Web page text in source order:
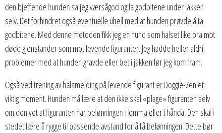
den bjeffende hunden sa jeg værsågod og la godbitene under jakken
selv. Det forhindret også eventuelle uhell med at hunden prøvde å ta
godbitene. Med denne metoden fikk jeg en hund som halset like bra mot
døde gjenstander som mot levende figuranter. Jeg hadde heller aldri
problemer med at hunden gravde eller bet i jakken før jeg kom fram.
Også ved trening av halsmelding på levende figurant er Doggie-Zen et
viktig moment. Hunden må lære at den ikke skal «plage» figuranten selv
om den vet at figuranten har belønningen i lomma eller i hånda. Den skal i
stedet lære å rygge til passende avstand for å få belønningen. Dette bør